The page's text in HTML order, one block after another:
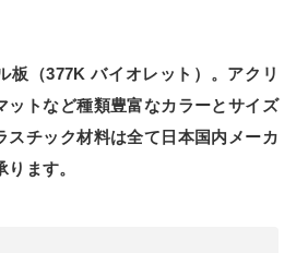
板（377K バイオレット）。アクリ
ットなど種類豊富なカラーとサイズ
スチック材料は全て日本国内メーカ
ます。